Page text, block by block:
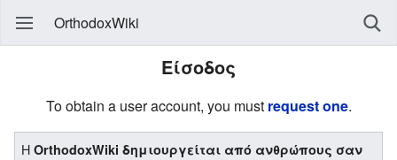
OrthodoxWiki
Είσοδος
To obtain a user account, you must request one.
ΗOrthodoxWiki δημιουργείται από ανθρώπους σαν